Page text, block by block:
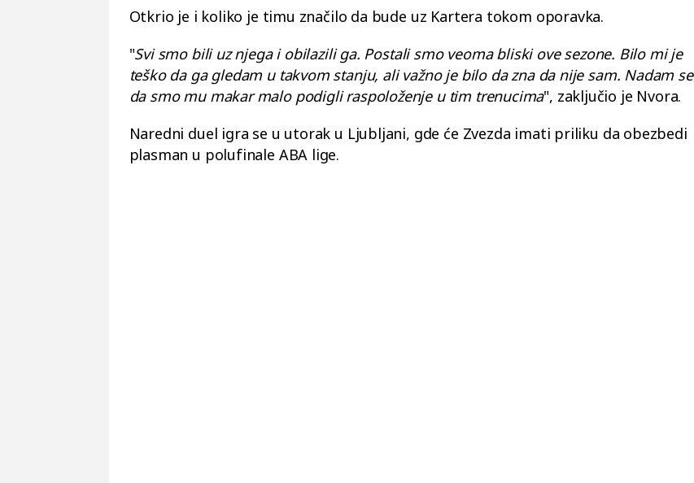
Otkrio je i koliko je timu značilo da bude uz Kartera tokom oporavka.
"Svi smo bili uz njega i obilazili ga. Postali smo veoma bliski ove sezone. Bilo mi je
teško da ga gledam u takvom stanju, ali važno je bilo da zna da nije sam. Nadam se
da smo mu makar malo podigli raspoloženje u tim trenucima", zaključio je Nvora.
Naredni duel igra se u utorak u Ljubljani, gde će Zvezda imati priliku da obezbedi
plasman u polufinale ABA lige.